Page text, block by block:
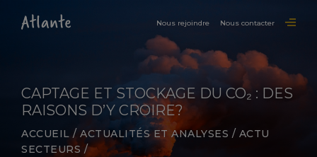
Nous rejoindre Nous contacter
CAPTAGE ET STOCKAGE DU CO₂ : DES
RAISONS D’Y CROIRE?
ACCUEIL / ACTUALITÉS ET ANALYSES / ACTU
SECTEURS /